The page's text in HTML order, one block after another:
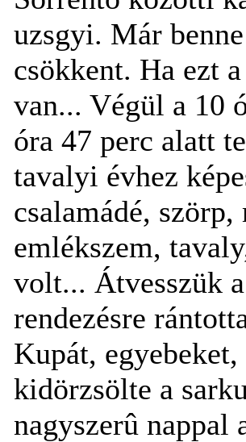
uzsgyi. Már
csökkent. Ha ezt
van... Végül a 10
óra 47 perc alatt
tavalyi évhez
csalamádé,
emlékszem,
volt... Átvesszük
rendezésre
Kupát,
kidörzsölte a
nagyszerû nappal